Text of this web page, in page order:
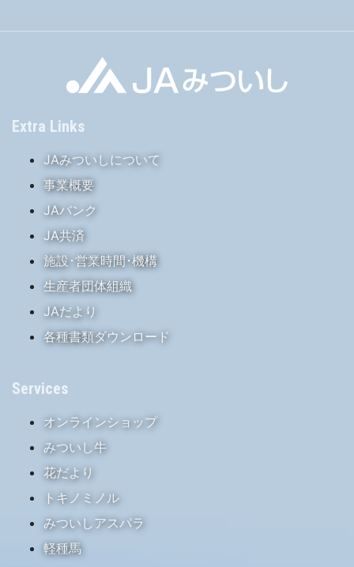
Extra Links
JAみついしについて
事業概要
JAバンク
JA共済
施設･営業時間･機構
生産者団体組織
JAだより
各種書類ダウンロード
Services
オンラインショップ
みついし牛
花だより
トキノミノル
みついしアスパラ
軽種馬